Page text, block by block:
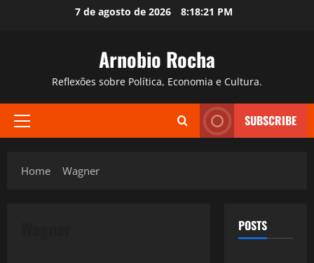
7 de agosto de 2026 8:18:22 PM
Arnobio Rocha
Reflexões sobre Política, Economia e Cultura.
Primary
SUBSCRIBE
Home Wagner
POSTS